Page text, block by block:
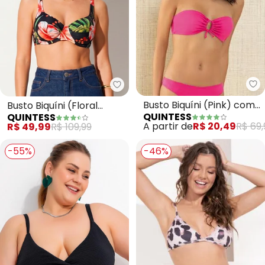
Quintess - Busto Biquíni
Busto Biquíni (Floral
Preto) em Malha com
Elastano
QUINTESS
R$ 49,99R$ 109,99
Busto Biquíni (Pink) com
Amarração
QUINTESS
A partir deR$ 20,49R$
-55%
-46%